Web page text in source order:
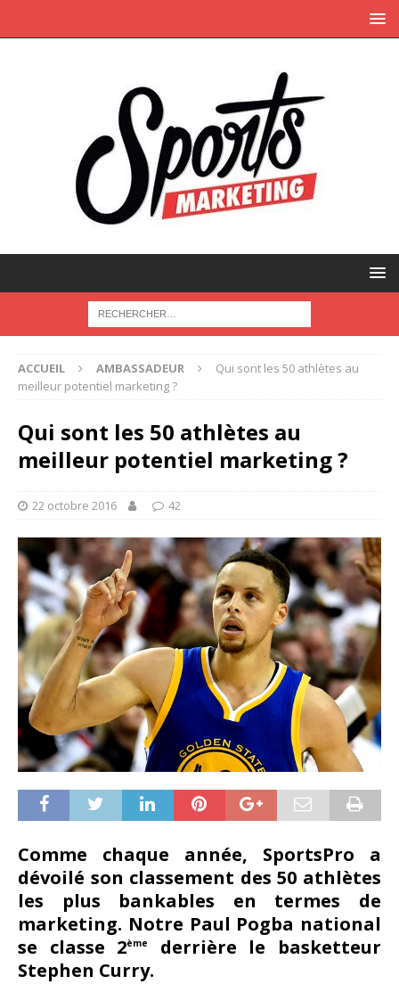
ACCUEIL AMBASSADEUR
Qui sont les 50 athlètes au
meilleur potentiel marketing ?
Qui sont les 50 athlètes au
meilleur potentiel marketing ?
22 octobre 2016 42
Comme chaque année, SportsPro a
dévoilé son classement des 50 athlètes
les plus bankables en termes de
marketing. Notre Paul Pogba national
se classe 2ème
derrière le basketteur
Stephen Curry.